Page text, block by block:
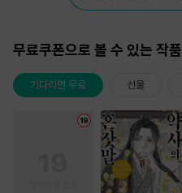
무료쿠폰으로 볼 수 있는 작품
기다리면 무료 선물